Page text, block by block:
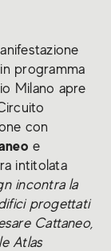
programma
Milano apre
con
e
intitolata
incontra la
progettati
Cattaneo,
Atlas